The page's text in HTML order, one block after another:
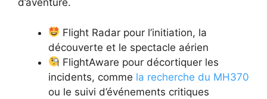
d’aventure.
Flight Radar pour l’initiation, la
découverte et le spectacle aérien
FlightAware pour décortiquer les
incidents, comme la recherche du MH370
ou le suivi d’événements critiques